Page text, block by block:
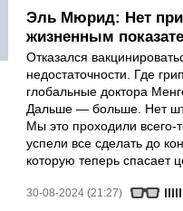
Эль Мюрид: Нет
жизненным
Отказался
недостаточности. Где
глобальные доктора
Дальше — больше. Нет
Мы это проходили всего-
успели все сделать до
которую теперь
30-08-2024 (21:27)